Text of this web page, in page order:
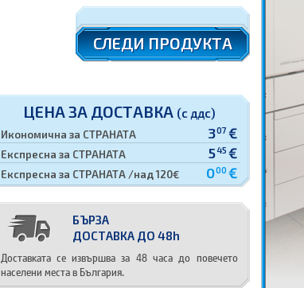
СЛЕДИ ПРОДУКТА
ЦЕНА ЗА ДОСТАВКА (с ддс)
Икономична за СТРАНАТА 307 €
Експресна за СТРАНАТА 545 €
Експресна за СТРАНАТА /над 120€ 000 €
БЪРЗА
ДОСТАВКА ДО 48h
Доставката се извършва за 48 часа до повечето
населени места в България.